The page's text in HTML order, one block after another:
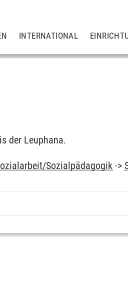
INTERNATIONAL
der Leuphana.
Sozialpädagogik ->